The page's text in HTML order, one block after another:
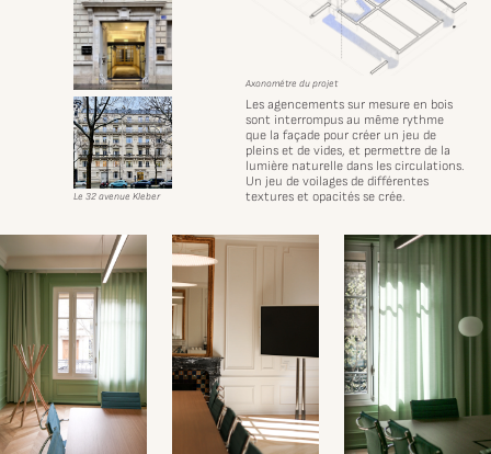
Le 32 avenue Kleber
Axonométre du projet
Les agencements sur mesure en bois
sont interrompus au même rythme
que la façade pour créer un jeu de
pleins et de vides, et permettre de la
lumière naturelle dans les circulations.
Un jeu de voilages de différentes
textures et opacités se crée.